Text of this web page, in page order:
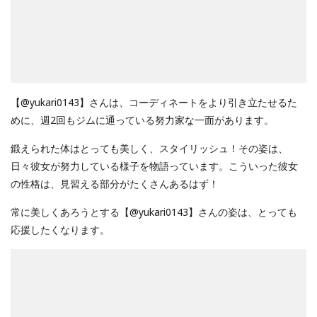
【@yukari0143】さんは、コーディネートをより引き立たせるた
めに、週2回もジムに通っている努力家な一面があります。
鍛えられた体はとっても美しく、スタイリッシュ！その姿は、
日々彼女が努力している様子を物語っています。こういった彼女
の性格は、見習える部分がたくさんあるはず！
常に美しくあろうとする【@yukari0143】さんの姿は、とっても
応援したくなります。